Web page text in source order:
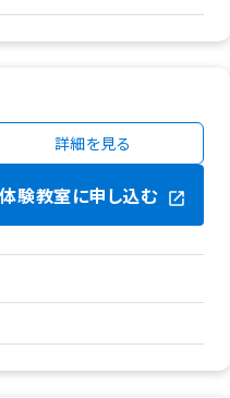
詳細を見る
体験教室に申し込む